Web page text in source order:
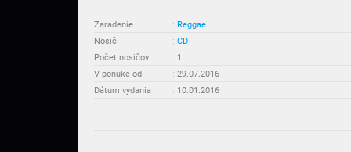
Zaradenie : Reggae
Nosič
: CD
Počet nosičov
: 1
V ponuke od
: 29.07.2016
Dátum vydania
: 10.01.2016